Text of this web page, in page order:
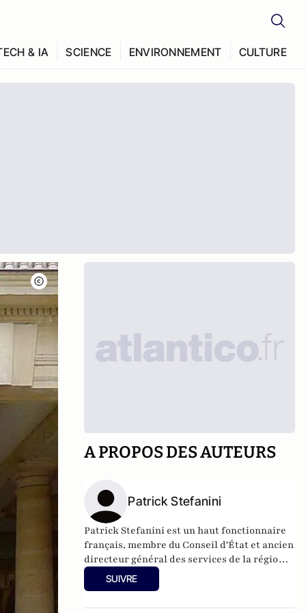
& IA SCIENCE ENVIRONNEMENT CULTURE
A PROPOS DES AUTEURS
Patrick Stefanini
Patrick Stefanini est un haut fonctionnaire
français, membre du Conseil d'État et ancien
directeur général des services de la région
Île-de-France. Sa carrière se situe entre
l'administration et la politique. Diplômé de
SUIVRE